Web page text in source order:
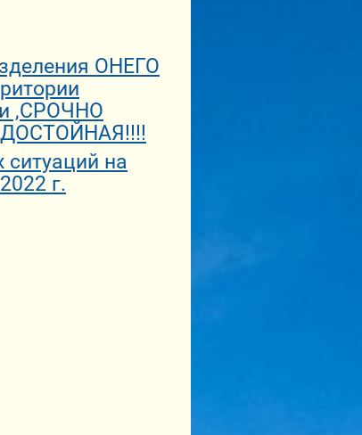
ОНЕГО
,СРОЧНО
на
г.